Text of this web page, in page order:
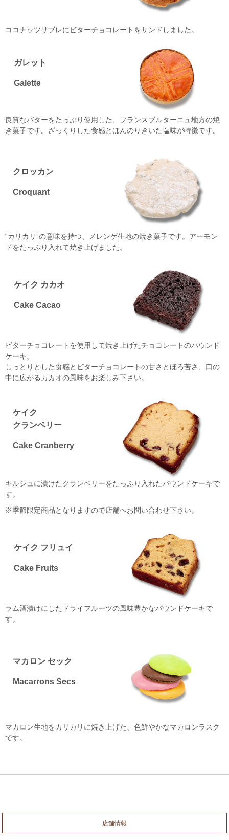
ココナッツサブレにビターチョコレートをサンドしました。
ガレット
Galette
良質なバターをたっぷり使用した、フランスブルターニュ地方の焼
き菓子です。ざっくりした食感とほんのりきいた塩味が特徴です。
クロッカン
Croquant
“カリカリ”の意味を持つ、メレンゲ生地の焼き菓子です。アーモン
ドをたっぷり入れて焼き上げました。
ケイク カカオ
Cake Cacao
ビターチョコレートを使用して焼き上げたチョコレートのパウンド
ケーキ。
しっとりとした食感とビターチョコレートの甘さとほろ苦さ、口の
中に広がるカカオの風味をお楽しみ下さい。
ケイク
クランベリー
Cake Cranberry
キルシュに漬けたクランベリーをたっぷり入れたパウンドケーキで
す。
※季節限定商品となりますので店舗へお問い合わせ下さい。
ケイク フリュイ
Cake Fruits
ラム酒漬けにしたドライフルーツの風味豊かなパウンドケーキで
す。
マカロン セック
Macarrons Secs
マカロン生地をカリカリに焼き上げた、色鮮やかなマカロンラスク
です。
店舗情報